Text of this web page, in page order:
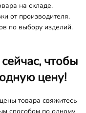
на складе.
от производителя.
по выбору изделий.
чтобы
цену!
товара свяжитесь
способом по одному